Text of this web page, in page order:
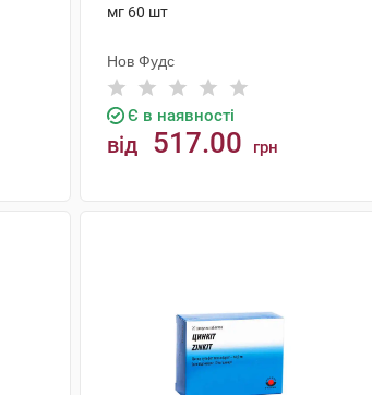
мг 60 шт
Нов Фудс
Є в наявності
від 517.00 грн